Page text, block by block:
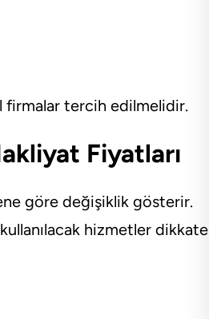
firmalar tercih edilmelidir.
Fiyatları
göre değişiklik gösterir.
hizmetler dikkate